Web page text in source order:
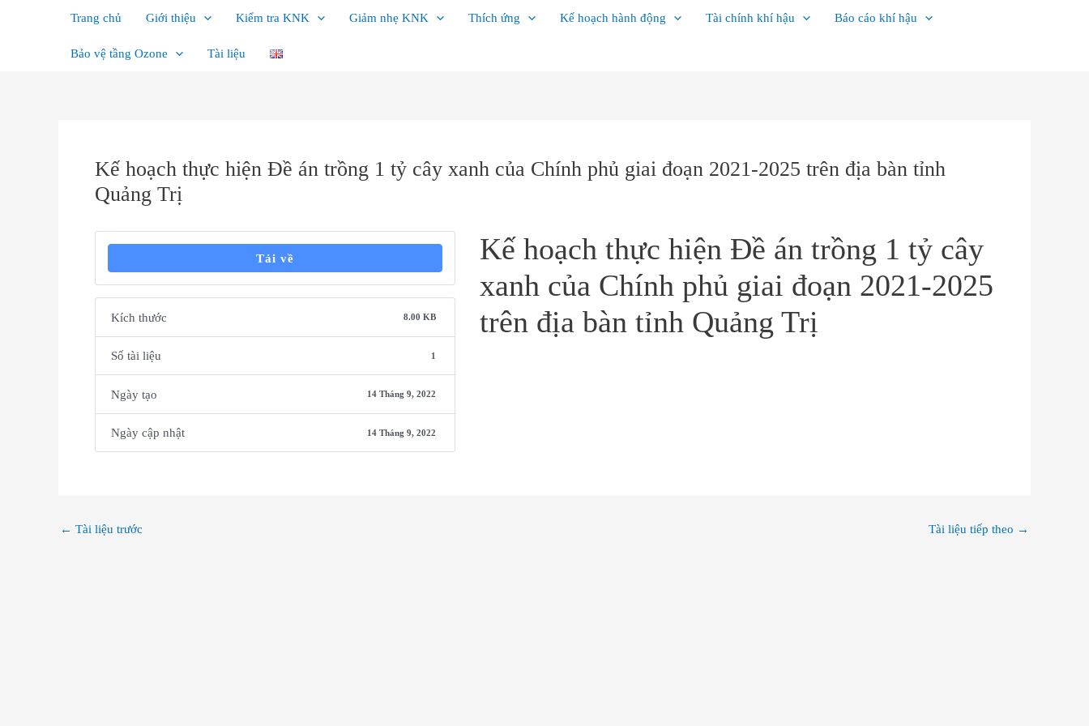
Trang chủ Giới thiệu Kiểm tra KNK Giảm nhẹ KNK Thích ứng Kế hoạch hành động Tài chính khí hậu Báo cáo khí hậu
Bảo vệ tầng Ozone Tài liệu
Kế hoạch thực hiện Đề án trồng 1 tỷ cây xanh của Chính phủ giai đoạn 2021-2025 trên địa bàn tỉnh
Quảng Trị
Tải về
Kích thước 8.00 KB
Số tài liệu 1
Ngày tạo 14 Tháng 9, 2022
Ngày cập nhật 14 Tháng 9, 2022
Kế hoạch thực hiện Đề án trồng 1 tỷ cây
xanh của Chính phủ giai đoạn 2021-2025
trên địa bàn tỉnh Quảng Trị
bài
← Tài liệu trước Tài liệu tiếp theo →